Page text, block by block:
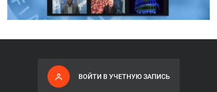
ВОЙТИ В УЧЕТНУЮ ЗАПИСЬ